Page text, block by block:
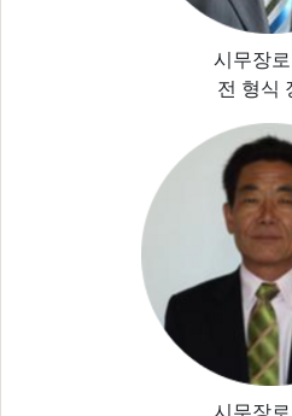
시무장로
전 형식
시무장로